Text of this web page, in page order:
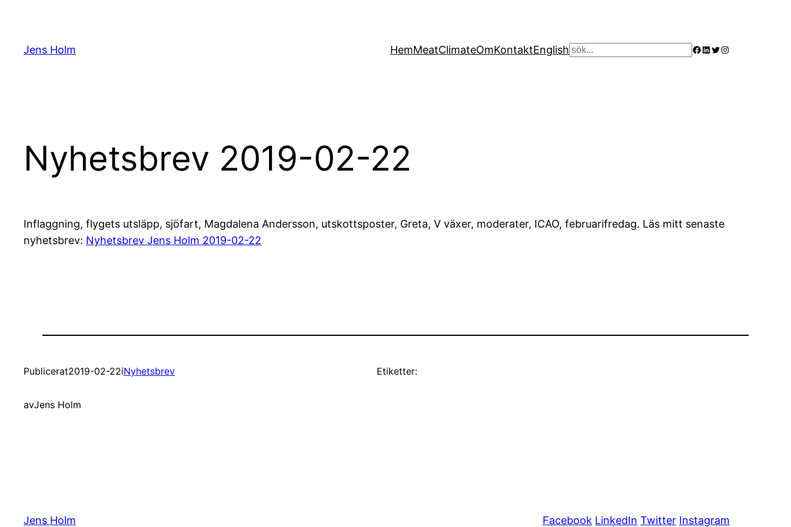
innehåll
Jens Holm HemMeatClimateOmKontaktEnglish Sök Facebook
LinkedIn
Twitter
Instagram
Nyhetsbrev 2019-02-22
Inflaggning, flygets utsläpp, sjöfart, Magdalena Andersson, utskottsposter, Greta, V växer, moderater, ICAO, februarifredag. Läs mitt senaste
nyhetsbrev: Nyhetsbrev Jens Holm 2019-02-22
Publicerat2019-02-22iNyhetsbrev
avJens Holm
Etiketter:
Jens Holm Facebook LinkedIn Twitter Instagram